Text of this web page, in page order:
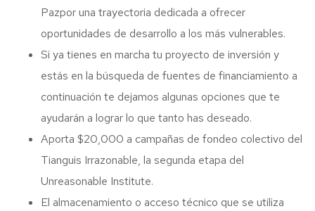
Pazpor una trayectoria dedicada a ofrecer
oportunidades de desarrollo a los más vulnerables.
Si ya tienes en marcha tu proyecto de inversión y
estás en la búsqueda de fuentes de financiamiento a
continuación te dejamos algunas opciones que te
ayudarán a lograr lo que tanto has deseado.
Aporta $20,000 a campañas de fondeo colectivo del
Tianguis Irrazonable, la segunda etapa del
Unreasonable Institute.
El almacenamiento o acceso técnico que se utiliza